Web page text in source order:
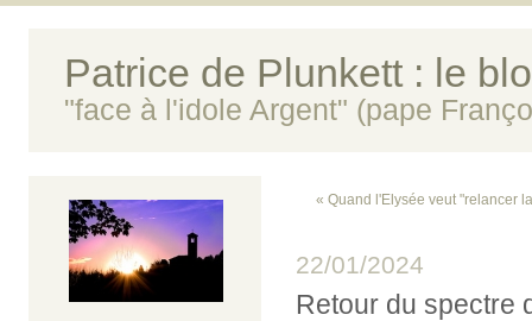
Patrice de Plunkett : le
"face à l'idole Argent" (pape
« Quand l'Elysée veut "relancer
22/01/2024
Retour du spectre